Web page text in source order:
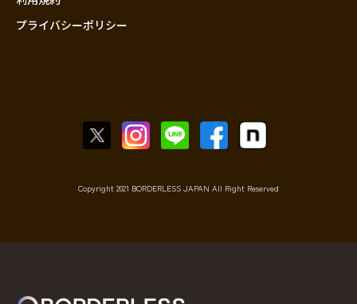
プライバシーポリシー
Copyright 2021 BORDERLESS JAPAN All Right Reserved